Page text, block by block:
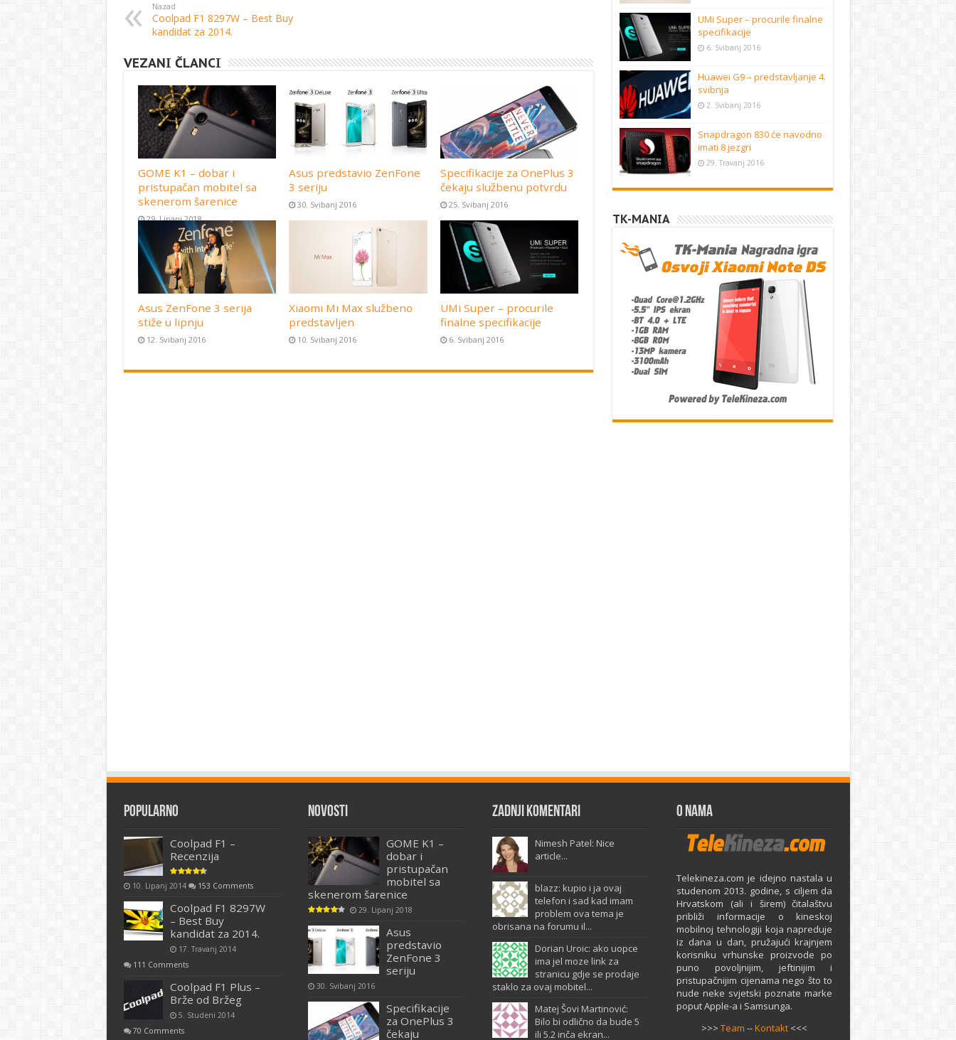
Nazad
Coolpad F1 8297W – Best Buy
kandidat za 2014.
VEZANI ČLANCI
GOME K1 – dobar i
pristupačan mobitel sa
skenerom šarenice
29. Lipanj 2018
Asus predstavio ZenFone
3 seriju
30. Svibanj 2016
Specifikacije za OnePlus 3
čekaju službenu potvrdu
25. Svibanj 2016
Asus ZenFone 3 serija
stiže u lipnju
12. Svibanj 2016
Xiaomi Mi Max službeno
predstavljen
10. Svibanj 2016
UMi Super – procurile
finalne specifikacije
6. Svibanj 2016
UMi Super – procurile finalne
specifikacije
6. Svibanj 2016
Huawei G9 – predstavljanje 4.
svibnja
2. Svibanj 2016
Snapdragon 830 će navodno
imati 8 jezgri
29. Travanj 2016
TK-MANIA
Popularno
Coolpad F1 –
Recenzija
10. Lipanj 2014 153 Comments
Coolpad F1 8297W
– Best Buy
kandidat za 2014.
17. Travanj 2014
111 Comments
Coolpad F1 Plus –
Brže od Bržeg
5. Studeni 2014
70 Comments
Novosti
GOME K1 –
dobar i
pristupačan
mobitel sa
skenerom šarenice
29. Lipanj 2018
Asus
predstavio
ZenFone 3
seriju
30. Svibanj 2016
Specifikacije
za OnePlus 3
čekaju
Zadnji komentari
Nimesh Patel: Nice
article...
blazz: kupio i ja ovaj
telefon i sad kad imam
problem ova tema je
obrisana na forumu il...
Dorian Uroic: ako uopce
ima jel moze link za
stranicu gdje se prodaje
staklo za ovaj mobitel...
Matej Šovi Martinović:
Bilo bi odlično da bude 5
ili 5.2 inča ekran...
O Nama
Telekineza.com je idejno nastala u
studenom 2013. godine, s ciljem da
Hrvatskom (ali i širem) čitalaštvu
približi informacije o kineskoj
mobilnoj tehnologiji koja napreduje
iz dana u dan, pružajući krajnjem
korisniku vrhunske proizvode po
puno povoljnijim, jeftinijim i
pristupačnijim cijenama nego što to
nude neke svjetski poznate marke
poput Apple-a i Samsunga.
>>>Team --Kontakt <<<